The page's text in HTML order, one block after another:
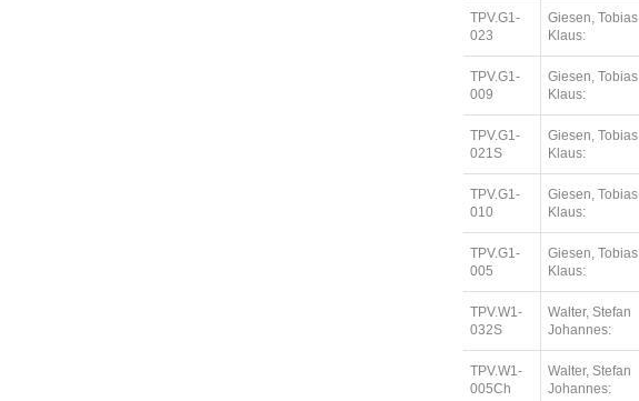
TPV.G1-
023
Giesen, Tobias
Klaus:
TPV.G1-
009
Giesen, Tobias
Klaus:
TPV.G1-
021S
Giesen, Tobias
Klaus:
TPV.G1-
010
Giesen, Tobias
Klaus:
TPV.G1-
005
Giesen, Tobias
Klaus:
TPV.W1-
032S
Walter, Stefan
Johannes:
TPV.W1-
005Ch
Walter, Stefan
Johannes: